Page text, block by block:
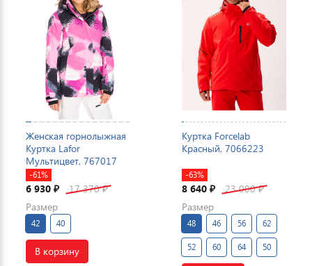
Женская горнолыжная
Куртка Lafor
Мультицвет, 767017
-61%
6 930 ₽ 17 370₽
Размер
42 40
В корзину
Куртка Forcelab
Красный, 7066223
-63%
8 640 ₽ 23 000₽
Размер
48 46 56 62
52 60 64 50